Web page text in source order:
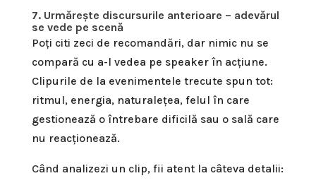
7. Urmărește discursurile anterioare – adevărul
se vede pe scenă
Poți citi zeci de recomandări, dar nimic nu se
compară cu a-l vedea pe speaker în acțiune.
Clipurile de la evenimentele trecute spun tot:
ritmul, energia, naturalețea, felul în care
gestionează o întrebare dificilă sau o sală care
nu reacționează.
Când analizezi un clip, fii atent la câteva detalii: